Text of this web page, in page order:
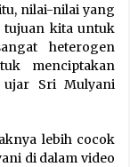
nilai-nilai yang
tujuan kita untuk
heterogen
menciptakan
ujar Sri Mulyani
lebih cocok
di dalam video